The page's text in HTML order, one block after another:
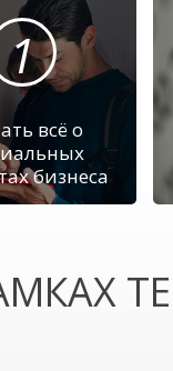
1
всё о
бизнеса